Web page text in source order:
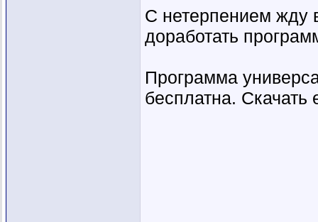
С нетерпением жду
доработать
Программа
бесплатна.